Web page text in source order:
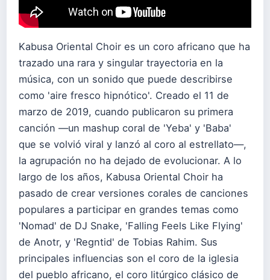
Kabusa Oriental Choir es un coro africano que ha
trazado una rara y singular trayectoria en la
música, con un sonido que puede describirse
como 'aire fresco hipnótico'. Creado el 11 de
marzo de 2019, cuando publicaron su primera
canción —un mashup coral de 'Yeba' y 'Baba'
que se volvió viral y lanzó al coro al estrellato—,
la agrupación no ha dejado de evolucionar. A lo
largo de los años, Kabusa Oriental Choir ha
pasado de crear versiones corales de canciones
populares a participar en grandes temas como
'Nomad' de DJ Snake, 'Falling Feels Like Flying'
de Anotr, y 'Regntid' de Tobias Rahim. Sus
principales influencias son el coro de la iglesia
del pueblo africano, el coro litúrgico clásico de